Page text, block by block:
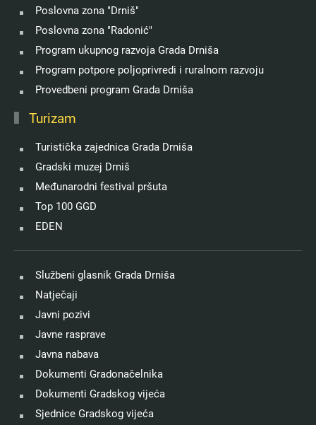
Poslovna zona "Drniš"
Poslovna zona "Radonić"
Program ukupnog razvoja Grada Drniša
Program potpore poljoprivredi i ruralnom razvoju
Provedbeni program Grada Drniša
Turizam
Turistička zajednica Grada Drniša
Gradski muzej Drniš
Međunarodni festival pršuta
Top 100 GGD
EDEN
Službeni glasnik Grada Drniša
Natječaji
Javni pozivi
Javne rasprave
Javna nabava
Dokumenti Gradonačelnika
Dokumenti Gradskog vijeća
Sjednice Gradskog vijeća